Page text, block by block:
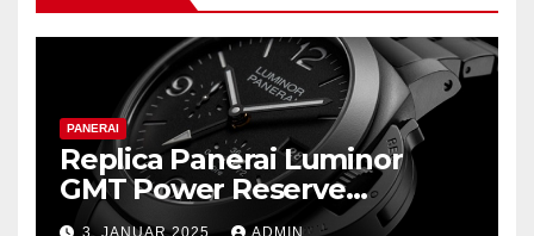
PANERAI
Replica Panerai Luminor
GMT Power Reserve
Ceramica und mehr
3. JANUAR 2025 ADMIN